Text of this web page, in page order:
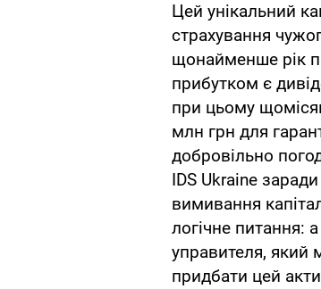
Цей унікальний
страхування
щонайменше рік
прибутком є
при цьому
млн грн для
добровільно
IDS Ukraine
вимивання
логічне питання:
управителя, який
придбати цей